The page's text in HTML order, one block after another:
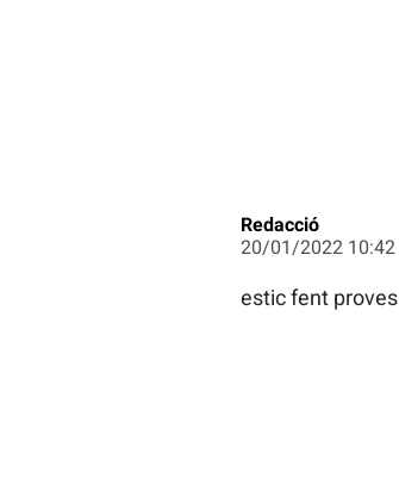
Redacció
20/01/2022 10:42
estic fent proves